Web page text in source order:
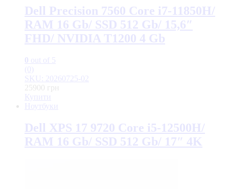
Dell Precision 7560 Core i7-11850H/
RAM 16 Gb/ SSD 512 Gb/ 15,6″
FHD/ NVIDIA T1200 4 Gb
0 out of 5
(0)
SKU: 20260725-02
25900
грн
Купити
Ноутбуки
Dell XPS 17 9720 Core i5-12500H/
RAM 16 Gb/ SSD 512 Gb/ 17″ 4K